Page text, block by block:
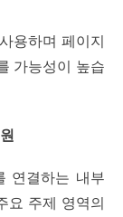
용하며 페이지
가능성이 높습
연결하는 내부
요 주제 영역의